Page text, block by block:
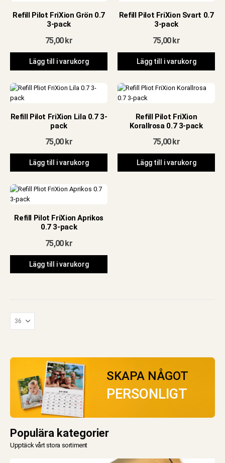
Refill Pilot FriXion Grön 0.7
3-pack
75,00kr
Lägg till i varukorg
Refill Pilot FriXion Svart 0.7
3-pack
75,00kr
Lägg till i varukorg
Refill Pilot FriXion Lila 0.7 3-
pack
75,00kr
Lägg till i varukorg
Refill Pilot FriXion
Korallrosa 0.7 3-pack
75,00kr
Lägg till i varukorg
Refill Pilot FriXion Aprikos
0.7 3-pack
75,00kr
Lägg till i varukorg
SKAPA NÅGOT
PERSONLIGT
Populära kategorier
Upptäck vårt stora sortiment